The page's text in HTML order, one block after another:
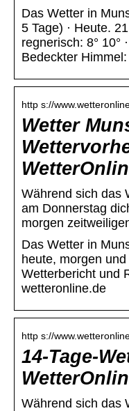
Das Wetter in
5 Tage) · Heute.
regnerisch: 8° 10°
Bedeckter
http s://
Wetter
Während sich das
am Donnerstag
morgen
Das Wetter in
heute, morgen
Wetterbericht und
wetteronline.de
http s://
14-Tage-
Während sich das